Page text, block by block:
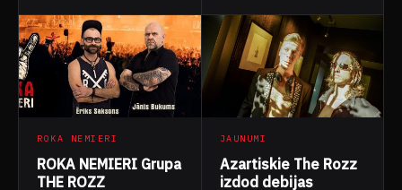
Klusi”
ROKA NEMIERI
ROKA NEMIERI Grupa
THE ROZZ
JAUNUMI
Azartiskie The Rozz
izdod debijas